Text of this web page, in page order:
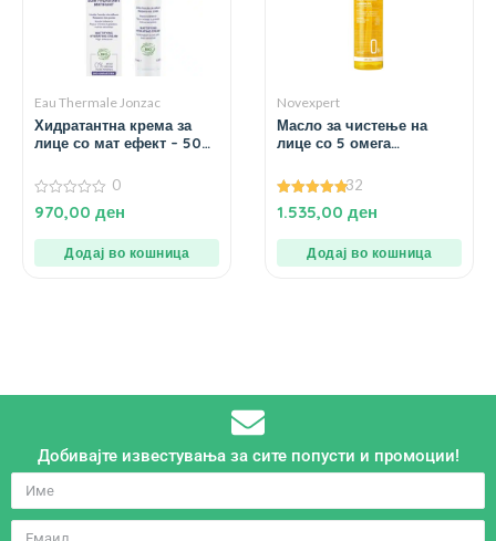
Eau Thermale Jonzac
Хидратантна крема за
лице со мат ефект – 50
0
од
0
970,00 ден
Додај во кошница
Novexpert
Масло за чистење на
лице со 5 омега
5.00
од 5
32
1.535,00 ден
Додај во кошница
Добивајте известувања за сите попусти и промоции!